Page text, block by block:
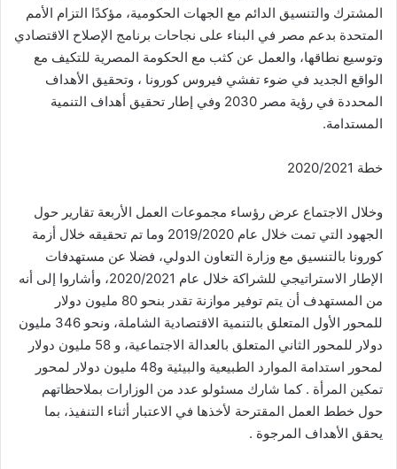
المشترك والتنسيق الدائم مع الجهات الحكومية، مؤكدًا التزام الأمم
المتحدة بدعم مصر في البناء على نجاحات برنامج الإصلاح الاقتصادي
وتوسيع نطاقها، والعمل عن كثب مع الحكومة المصرية للتكيف مع
الواقع الجديد في ضوء تفشي فيروس كورونا ، وتحقيق الأهداف
المحددة في رؤية مصر 2030 وفي إطار تحقيق أهداف التنمية
المستدامة.
خطة 2020/2021
وخلال الاجتماع عرض رؤساء مجموعات العمل الأربعة تقارير حول
الجهود التي تمت خلال عام 2019/2020 وما تم تحقيقه خلال أزمة
كورونا بالتنسيق مع وزارة التعاون الدولي، فضلا عن مستهدفات
الإطار الاستراتيجي للشراكة خلال عام 2020/2021، وأشاروا إلى أنه
من المستهدف أن يتم توفير موازنة تقدر بنحو 80 مليون دولار
للمحور الأول المتعلق بالتنمية الاقتصادية الشاملة، ونحو 346 مليون
دولار للمحور الثاني المتعلق بالعدالة الاجتماعية، و 58 مليون دولار
لمحور استدامة الموارد الطبيعية والبيئية و48 مليون دولار لمحور
تمكين المرأة . كما شارك مسئولو عدد من الوزارات بملاحظاتهم
حول خطط العمل المقترحة لأخذها في الاعتبار أثناء التنفيذ، بما
يحقق الأهداف المرجوة .